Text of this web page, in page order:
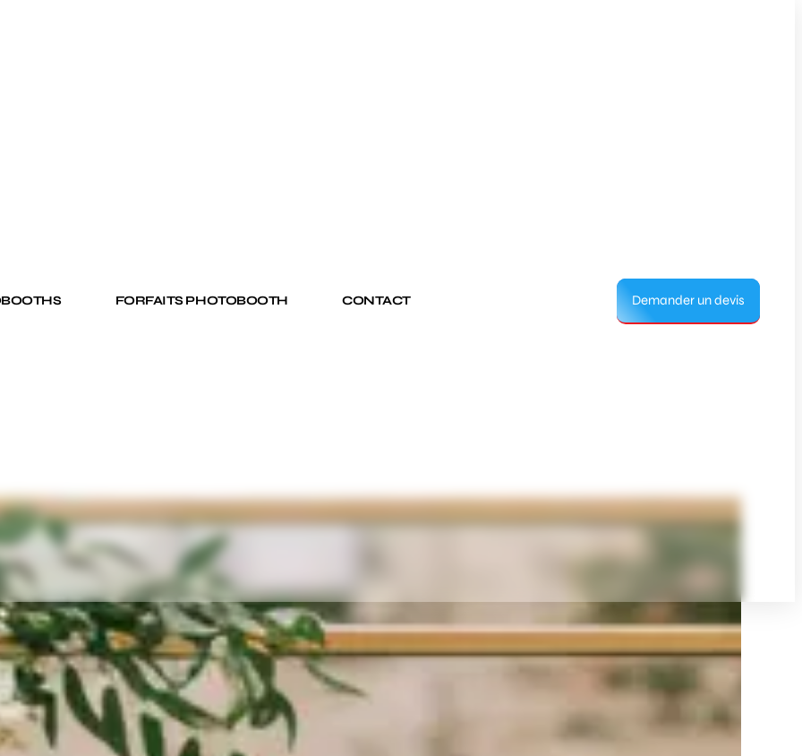
FORFAITS PHOTOBOOTH CONTACT Demander un devis